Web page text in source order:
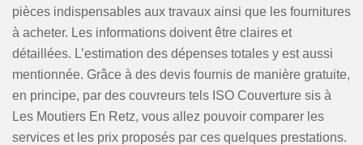
pièces indispensables aux travaux ainsi que les fournitures
à acheter. Les informations doivent être claires et
détaillées. L’estimation des dépenses totales y est aussi
mentionnée. Grâce à des devis fournis de manière gratuite,
en principe, par des couvreurs tels ISO Couverture sis à
Les Moutiers En Retz, vous allez pouvoir comparer les
services et les prix proposés par ces quelques prestations.